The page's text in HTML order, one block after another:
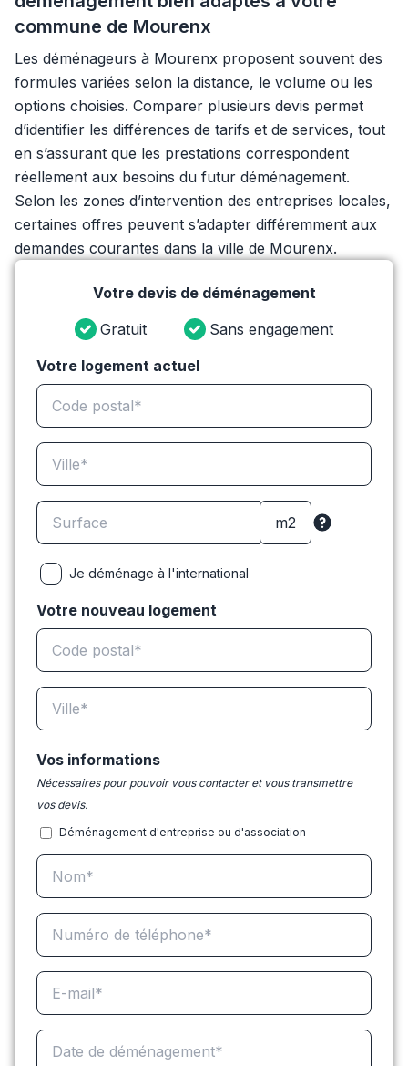
commune de Mourenx
Les déménageurs à Mourenx proposent souvent des
formules variées selon la distance, le volume ou les
options choisies. Comparer plusieurs devis permet
d’identifier les différences de tarifs et de services, tout
en s’assurant que les prestations correspondent
réellement aux besoins du futur déménagement.
Selon les zones d’intervention des entreprises locales,
certaines offres peuvent s’adapter différemment aux
demandes courantes dans la ville de Mourenx.
Votre devis de déménagement
Gratuit
Sans engagement
Votre logement actuel
Je déménage à l'international
Votre nouveau logement
Vos informations
Nécessaires pour pouvoir vous contacter et vous transmettre
vos devis.
Déménagement d'entreprise ou d'association